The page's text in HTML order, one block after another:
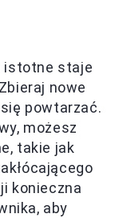
istotne staje
nowe
powtarzać.
możesz
takie jak
konieczna
aby